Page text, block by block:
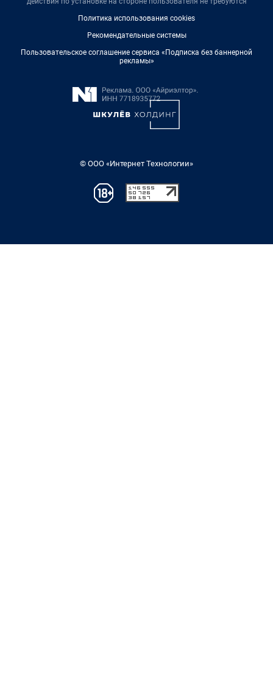
Политика использования cookies
Рекомендательные системы
Пользовательское соглашение сервиса «Подписка без баннерной
рекламы»
© ООО «Интернет Технологии»